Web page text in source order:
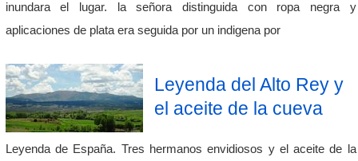
inundara el lugar. la señora distinguida con ropa negra y
aplicaciones de plata era seguida por un indigena por
Leyenda del Alto Rey y
el aceite de la cueva
Leyenda de España. Tres hermanos envidiosos y el aceite de la